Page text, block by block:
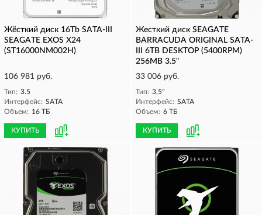
Жёсткий диск 16Tb SATA-III
SEAGATE EXOS X24
(ST16000NM002H)
106 981 руб.
Тип: 3.5
Интерфейс: SATA
Объем: 16 ТБ
КУПИТЬ
Жесткий диск SEAGATE
BARRACUDA ORIGINAL SATA-
III 6TB DESKTOP (5400RPM)
256MB 3.5"
33 006 руб.
Тип: 3,5"
Интерфейс: SATA
Объем: 6 ТБ
КУПИТЬ